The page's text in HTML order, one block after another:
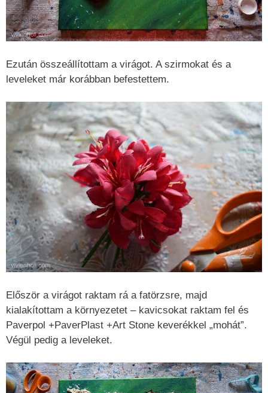
Ezután összeállítottam a virágot. A szirmokat és a
leveleket már korábban befestettem.
Először a virágot raktam rá a fatörzsre, majd
kialakítottam a környezetet – kavicsokat raktam fel és
Paverpol +PaverPlast +Art Stone keverékkel „mohát”.
Végül pedig a leveleket.